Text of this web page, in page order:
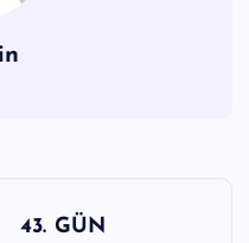
43. GÜN